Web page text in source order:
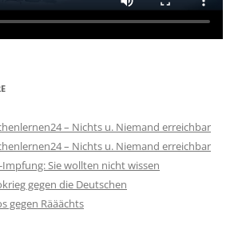
– Nichts u. Niemand erreichbar
– Nichts u. Niemand erreichbar
Impfung: Sie wollten nicht wissen
gegen die Deutschen
gegen Rääächts